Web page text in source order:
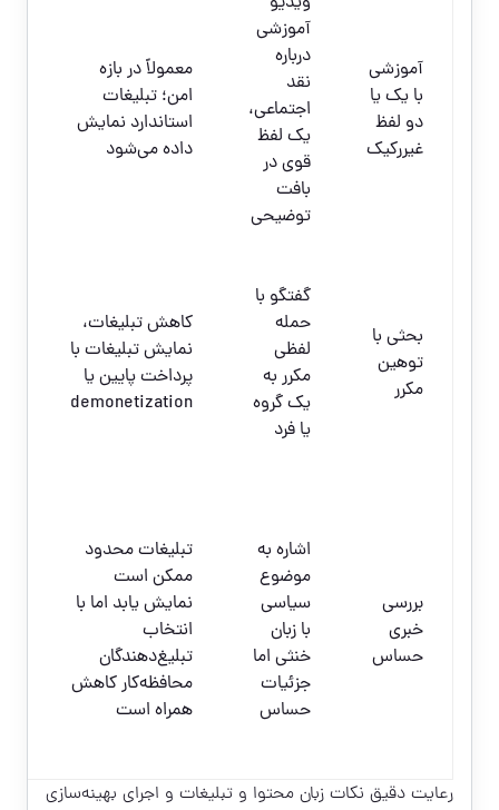
آموزشی
با یک یا
دو لفظ
غیررکیک
آموزشی
درباره
نقد
اجتماعی،
یک لفظ
قوی در
بافت
توضیحی
معمولاً در بازه
امن؛ تبلیغات
استاندارد نمایش
داده می‌شود
بحثی با
توهین
مکرر
گفتگو با
حمله
لفظی
مکرر به
یک گروه
یا فرد
کاهش تبلیغات،
نمایش تبلیغات با
پرداخت پایین یا
demonetization
بررسی
خبری
حساس
اشاره به
موضوع
سیاسی
با زبان
خنثی اما
جزئیات
حساس
تبلیغات محدود
ممکن است
نمایش یابد اما با
انتخاب
تبلیغ‌دهندگان
محافظه‌کار کاهش
همراه است
رعایت دقیق نکات زبان محتوا و تبلیغات و اجرای بهینه‌سازی